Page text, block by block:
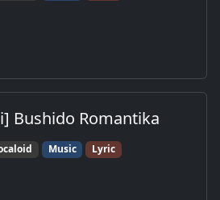
Bushido Romantika
Music
Lyric